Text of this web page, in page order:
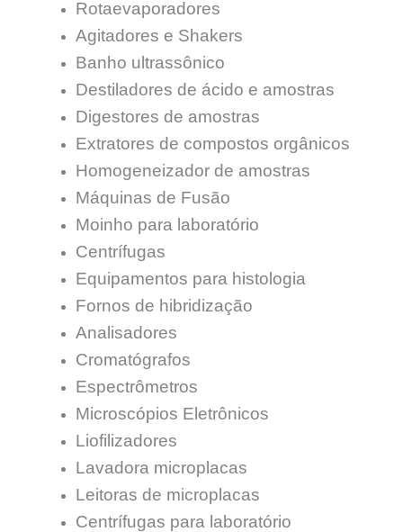
Rotaevaporadores
Agitadores e Shakers
Banho ultrassônico
Destiladores de ácido e amostras
Digestores de amostras
Extratores de compostos orgânicos
Homogeneizador de amostras
Máquinas de Fusão
Moinho para laboratório
Centrífugas
Equipamentos para histologia
Fornos de hibridização
Analisadores
Cromatógrafos
Espectrômetros
Microscópios Eletrônicos
Liofilizadores
Lavadora microplacas
Leitoras de microplacas
Centrífugas para laboratório